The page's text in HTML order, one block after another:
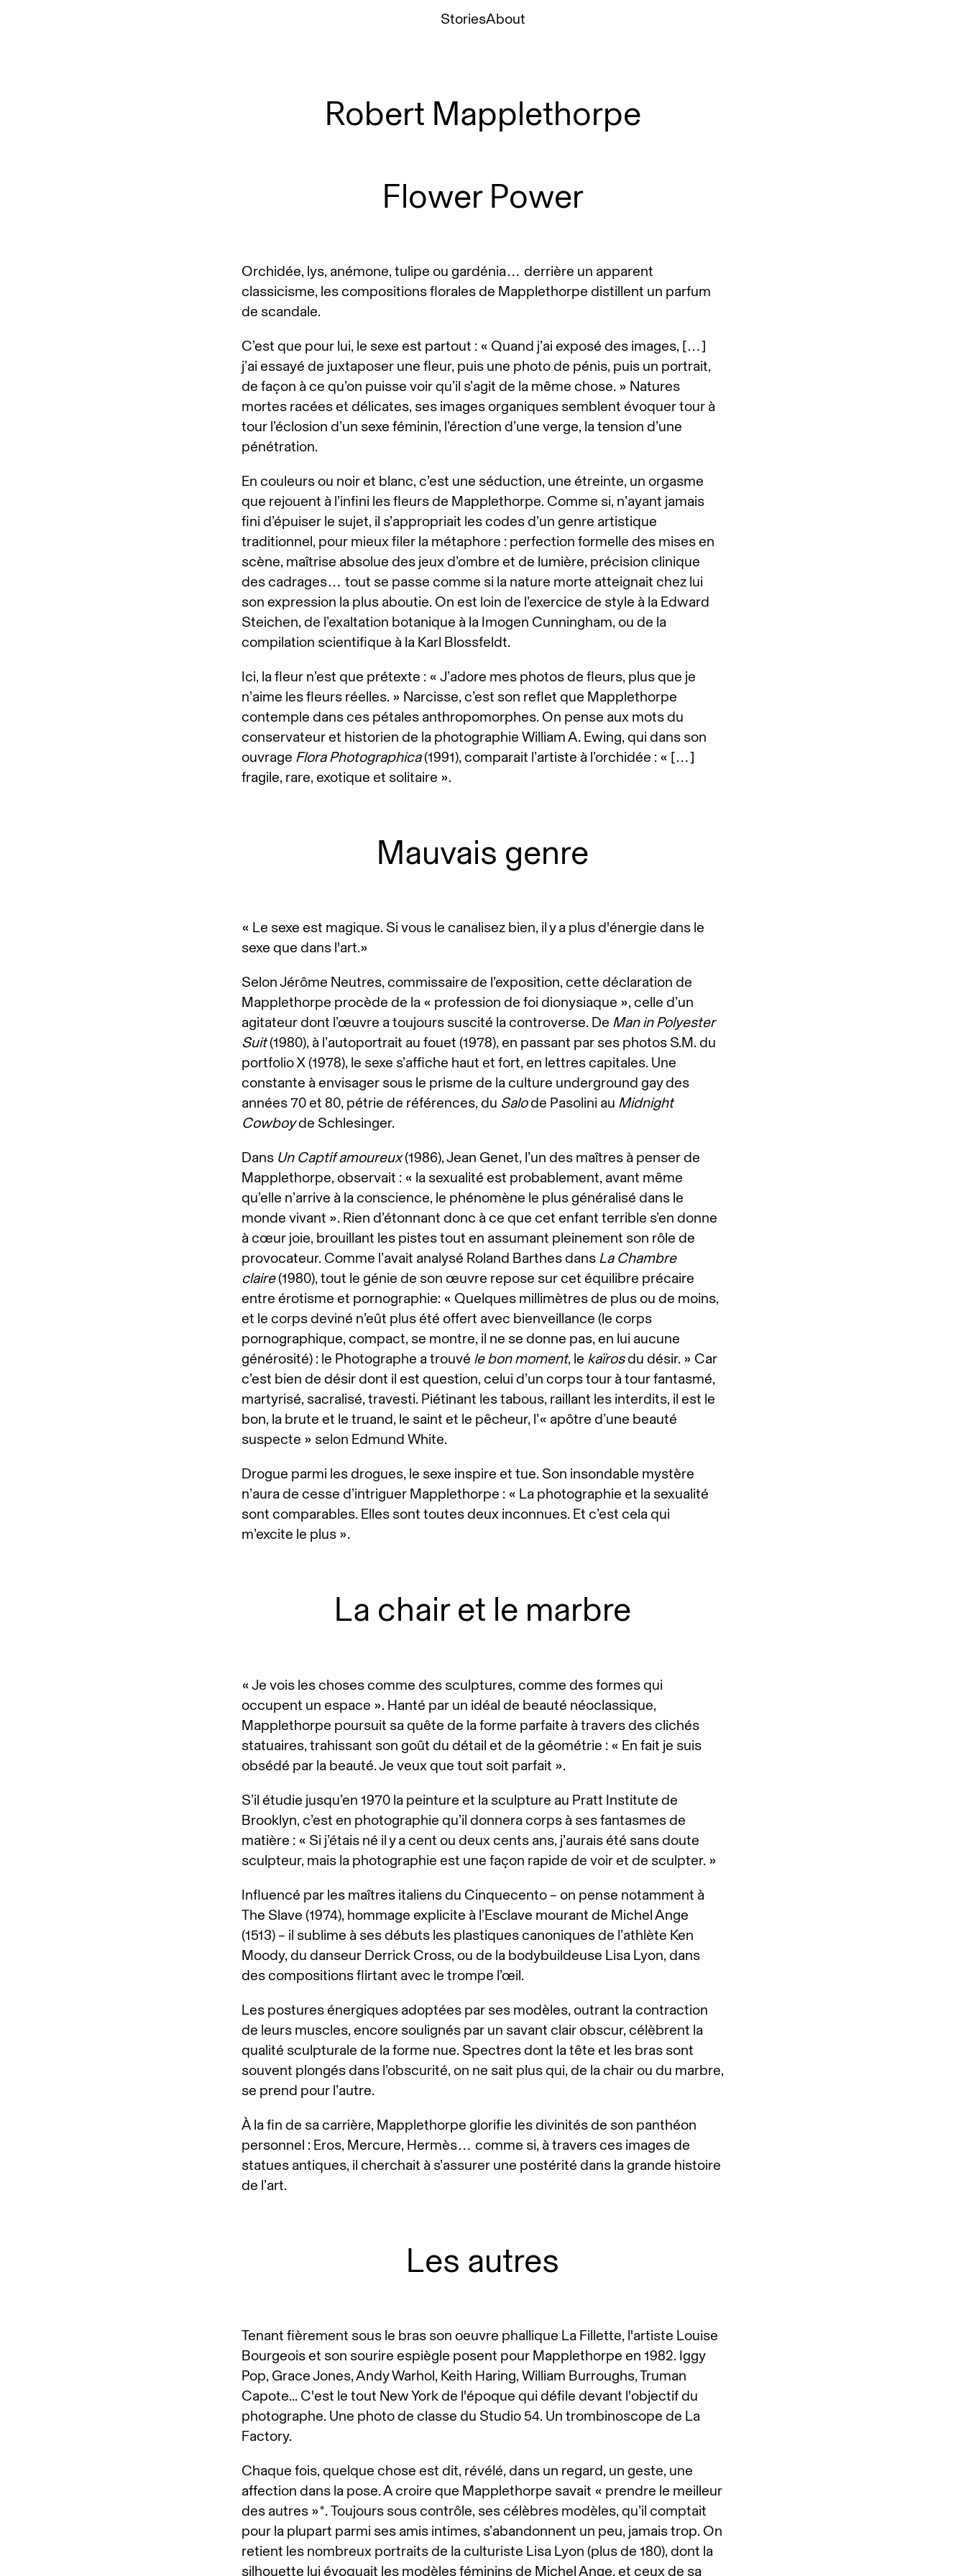
StoriesAbout
Robert Mapplethorpe
Flower Power
Orchidée, lys, anémone, tulipe ou gardénia… derrière un apparent
classicisme, les compositions florales de Mapplethorpe distillent un parfum
de scandale.
C’est que pour lui, le sexe est partout : « Quand j’ai exposé des images, […]
j’ai essayé de juxtaposer une fleur, puis une photo de pénis, puis un portrait,
de façon à ce qu’on puisse voir qu’il s’agit de la même chose. » Natures
mortes racées et délicates, ses images organiques semblent évoquer tour à
tour l’éclosion d’un sexe féminin, l’érection d’une verge, la tension d’une
pénétration.
En couleurs ou noir et blanc, c’est une séduction, une étreinte, un orgasme
que rejouent à l’infini les fleurs de Mapplethorpe. Comme si, n’ayant jamais
fini d’épuiser le sujet, il s’appropriait les codes d’un genre artistique
traditionnel, pour mieux filer la métaphore : perfection formelle des mises en
scène, maîtrise absolue des jeux d’ombre et de lumière, précision clinique
des cadrages… tout se passe comme si la nature morte atteignait chez lui
son expression la plus aboutie. On est loin de l’exercice de style à la Edward
Steichen, de l’exaltation botanique à la Imogen Cunningham, ou de la
compilation scientifique à la Karl Blossfeldt.
Ici, la fleur n’est que prétexte : « J’adore mes photos de fleurs, plus que je
n’aime les fleurs réelles. » Narcisse, c’est son reflet que Mapplethorpe
contemple dans ces pétales anthropomorphes. On pense aux mots du
conservateur et historien de la photographie William A. Ewing, qui dans son
ouvrageFlora Photographica(1991), comparait l’artiste à l’orchidée : « […]
fragile, rare, exotique et solitaire ».
Mauvais genre
« Le sexe est magique. Si vous le canalisez bien, il y a plus d'énergie dans le
sexe que dans l'art.»
Selon Jérôme Neutres, commissaire de l’exposition, cette déclaration de
Mapplethorpe procède de la « profession de foi dionysiaque », celle d’un
agitateur dont l’œuvre a toujours suscité la controverse. DeMan in Polyester
Suit(1980), à l’autoportrait au fouet (1978), en passant par ses photos S.M. du
portfolio X (1978), le sexe s’affiche haut et fort, en lettres capitales. Une
constante à envisager sous le prisme de la culture underground gay des
années 70 et 80, pétrie de références, du Salode Pasolini auMidnight
Cowboyde Schlesinger.
DansUn Captif amoureux(1986), Jean Genet, l’un des maîtres à penser de
Mapplethorpe, observait : « la sexualité est probablement, avant même
qu’elle n’arrive à la conscience, le phénomène le plus généralisé dans le
monde vivant ». Rien d’étonnant donc à ce que cet enfant terrible s’en donne
à cœur joie, brouillant les pistes tout en assumant pleinement son rôle de
provocateur. Comme l’avait analysé Roland Barthes dansLa Chambre
claire(1980), tout le génie de son œuvre repose sur cet équilibre précaire
entre érotisme et pornographie: « Quelques millimètres de plus ou de moins,
et le corps deviné n’eût plus été offert avec bienveillance (le corps
pornographique, compact, se montre, il ne se donne pas, en lui aucune
générosité) : le Photographe a trouvéle bon moment, lekaïrosdu désir. » Car
c’est bien de désir dont il est question, celui d’un corps tour à tour fantasmé,
martyrisé, sacralisé, travesti. Piétinant les tabous, raillant les interdits, il est le
bon, la brute et le truand, le saint et le pêcheur, l’« apôtre d’une beauté
suspecte » selon Edmund White.
Drogue parmi les drogues, le sexe inspire et tue. Son insondable mystère
n’aura de cesse d’intriguer Mapplethorpe : « La photographie et la sexualité
sont comparables. Elles sont toutes deux inconnues. Et c’est cela qui
m’excite le plus ».
La chair et le marbre
« Je vois les choses comme des sculptures, comme des formes qui
occupent un espace ». Hanté par un idéal de beauté néoclassique,
Mapplethorpe poursuit sa quête de la forme parfaite à travers des clichés
statuaires, trahissant son goût du détail et de la géométrie : « En fait je suis
obsédé par la beauté. Je veux que tout soit parfait ».
S’il étudie jusqu’en 1970 la peinture et la sculpture au Pratt Institute de
Brooklyn, c’est en photographie qu’il donnera corps à ses fantasmes de
matière : « Si j’étais né il y a cent ou deux cents ans, j’aurais été sans doute
sculpteur, mais la photographie est une façon rapide de voir et de sculpter. »
Influencé par les maîtres italiens du Cinquecento – on pense notamment à
The Slave (1974), hommage explicite à l’Esclave mourant de Michel Ange
(1513) – il sublime à ses débuts les plastiques canoniques de l’athlète Ken
Moody, du danseur Derrick Cross, ou de la bodybuildeuse Lisa Lyon, dans
des compositions flirtant avec le trompe l’œil.
Les postures énergiques adoptées par ses modèles, outrant la contraction
de leurs muscles, encore soulignés par un savant clair obscur, célèbrent la
qualité sculpturale de la forme nue. Spectres dont la tête et les bras sont
souvent plongés dans l’obscurité, on ne sait plus qui, de la chair ou du marbre,
se prend pour l’autre.
À la fin de sa carrière, Mapplethorpe glorifie les divinités de son panthéon
personnel : Eros, Mercure, Hermès… comme si, à travers ces images de
statues antiques, il cherchait à s’assurer une postérité dans la grande histoire
de l’art.
Les autres
Tenant fièrement sous le bras son oeuvre phallique La Fillette, l'artiste Louise
Bourgeois et son sourire espiègle posent pour Mapplethorpe en 1982. Iggy
Pop, Grace Jones, Andy Warhol, Keith Haring, William Burroughs, Truman
Capote... C'est le tout New York de l'époque qui défile devant l'objectif du
photographe. Une photo de classe du Studio 54. Un trombinoscope de La
Factory.
Chaque fois, quelque chose est dit, révélé, dans un regard, un geste, une
affection dans la pose. A croire que Mapplethorpe savait « prendre le meilleur
des autres »*. Toujours sous contrôle, ses célèbres modèles, qu’il comptait
pour la plupart parmi ses amis intimes, s’abandonnent un peu, jamais trop. On
retient les nombreux portraits de la culturiste Lisa Lyon (plus de 180), dont la
silhouette lui évoquait les modèles féminins de Michel Ange, et ceux de sa